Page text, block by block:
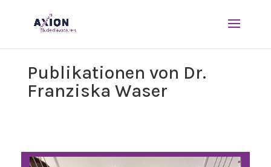
Publikationen von Dr.
Franziska Waser